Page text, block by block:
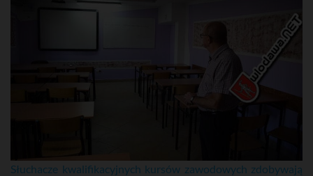
Słuchacze kwalifikacyjnych kursów zawodowych zdobywają